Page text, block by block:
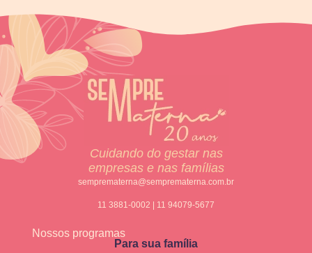
Cuidando do gestar nas
empresas e nas famílias
semprematerna@semprematerna.com.br
11 3881-0002 | 11 94079-5677
Nossos programas
Para sua família